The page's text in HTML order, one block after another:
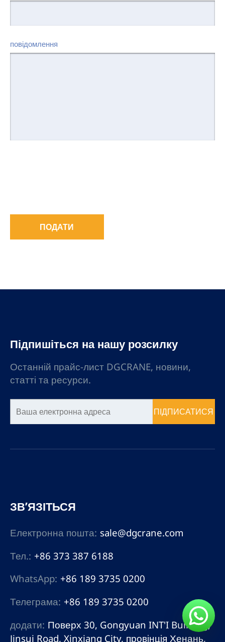
повідомлення
ПОДАТИ
Підпишіться на нашу розсилку
Останній прайс-лист DGCRANE, новини,
статті та ресурси.
ПІДПИСАТИСЯ
ЗВ’ЯЗІТЬСЯ
Електронна пошта: sale@dgcrane.com
Тел.: +86 373 387 6188
WhatsApp: +86 189 3735 0200
Телеграма: +86 189 3735 0200
додати: Поверх 30, Gongyuan INT'I Building,
Jinsui Road, Xinxiang City, провінція Хенань,